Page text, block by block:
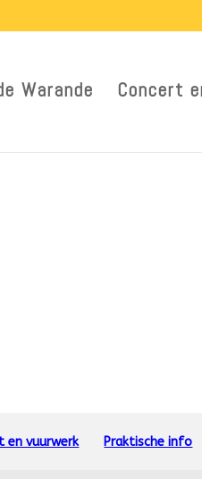
Warande Concert
en vuurwerk Praktische info